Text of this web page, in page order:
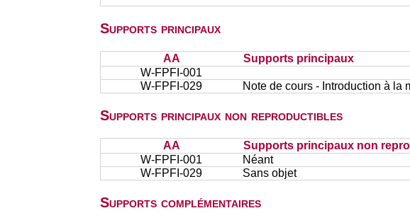
Supports principaux
AA
Supports principaux
W-FPFI-001
W-FPFI-029
Note de cours - Introduction à la
Supports principaux non reproductibles
AA
Supports principaux non
W-FPFI-001
Néant
W-FPFI-029
Sans objet
Supports complémentaires